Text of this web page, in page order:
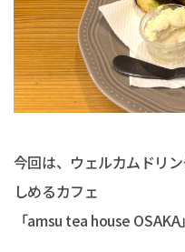
今回は、ウェルカムドリ
しめるカフェ
「amsu tea house